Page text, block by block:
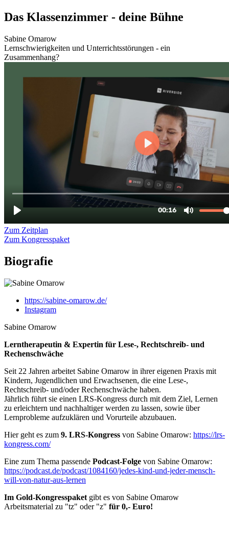
Zum
Inhalt
Das Klassenzimmer - deine Bühne
Sabine Omarow
Lernschwierigkeiten und Unterrichtsstörungen - ein
Zusammenhang?
Zum Zeitplan
Zum Kongresspaket
Biografie
https://sabine-omarow.de/
Instagram
Sabine Omarow
Lerntherapeutin & Expertin für Lese-, Rechtschreib- und
Rechenschwäche
Seit 22 Jahren arbeitet Sabine Omarow in ihrer eigenen Praxis mit
Kindern, Jugendlichen und Erwachsenen, die eine Lese-,
Rechtschreib- und/oder Rechenschwäche haben.
Jährlich führt sie einen LRS-Kongress durch mit dem Ziel, Lernen
zu erleichtern und nachhaltiger werden zu lassen, sowie über
Lernprobleme aufzuklären und Vorurteile abzubauen.
Hier geht es zum 9. LRS-Kongress von Sabine Omarow: https://lrs-
kongress.com/
Eine zum Thema passende Podcast-Folge von Sabine Omarow:
https://podcast.de/podcast/1084160/jedes-kind-und-jeder-mensch-
will-von-natur-aus-lernen
Im Gold-Kongresspaket gibt es von Sabine Omarow
Arbeitsmaterial zu "tz" oder "z" für 0,- Euro!